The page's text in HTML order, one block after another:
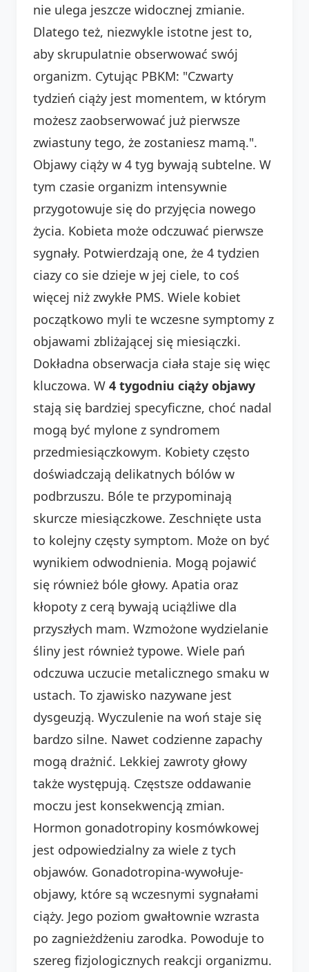
nie ulega jeszcze widocznej zmianie.
Dlatego też, niezwykle istotne jest to,
aby skrupulatnie obserwować swój
organizm. Cytując PBKM: "Czwarty
tydzień ciąży jest momentem, w którym
możesz zaobserwować już pierwsze
zwiastuny tego, że zostaniesz mamą.".
Objawy ciąży w 4 tyg bywają subtelne. W
tym czasie organizm intensywnie
przygotowuje się do przyjęcia nowego
życia. Kobieta może odczuwać pierwsze
sygnały. Potwierdzają one, że 4 tydzien
ciazy co sie dzieje w jej ciele, to coś
więcej niż zwykłe PMS. Wiele kobiet
początkowo myli te wczesne symptomy z
objawami zbliżającej się miesiączki.
Dokładna obserwacja ciała staje się więc
kluczowa. W 4 tygodniu ciąży objawy
stają się bardziej specyficzne, choć nadal
mogą być mylone z syndromem
przedmiesiączkowym. Kobiety często
doświadczają delikatnych bólów w
podbrzuszu. Bóle te przypominają
skurcze miesiączkowe. Zeschnięte usta
to kolejny częsty symptom. Może on być
wynikiem odwodnienia. Mogą pojawić
się również bóle głowy. Apatia oraz
kłopoty z cerą bywają uciążliwe dla
przyszłych mam. Wzmożone wydzielanie
śliny jest również typowe. Wiele pań
odczuwa uczucie metalicznego smaku w
ustach. To zjawisko nazywane jest
dysgeuzją. Wyczulenie na woń staje się
bardzo silne. Nawet codzienne zapachy
mogą drażnić. Lekkiej zawroty głowy
także występują. Częstsze oddawanie
moczu jest konsekwencją zmian.
Hormon gonadotropiny kosmówkowej
jest odpowiedzialny za wiele z tych
objawów. Gonadotropina-wywołuje-
objawy, które są wczesnymi sygnałami
ciąży. Jego poziom gwałtownie wzrasta
po zagnieżdżeniu zarodka. Powoduje to
szereg fizjologicznych reakcji organizmu.